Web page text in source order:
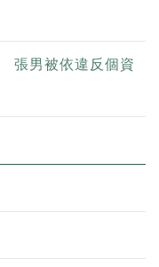
張男被依違反個資